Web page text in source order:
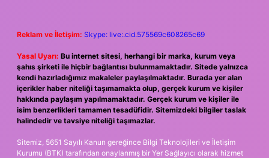
Reklam ve İletişim: Skype: live:.cid.575569c608265c69
Yasal Uyarı: Bu internet sitesi, herhangi bir marka, kurum veya
şahıs şirketi ile hiçbir bağlantısı bulunmamaktadır. Sitede yalnızca
kendi hazırladığımız makaleler paylaşılmaktadır. Burada yer alan
içerikler haber niteliği taşımamakta olup, gerçek kurum ve kişiler
hakkında paylaşım yapılmamaktadır. Gerçek kurum ve kişiler ile
isim benzerlikleri tamamen tesadüfidir. Sitemizdeki bilgiler taslak
halindedir ve tavsiye niteliği taşımazlar.
Sitemiz, 5651 Sayılı Kanun gereğince Bilgi Teknolojileri ve İletişim
Kurumu (BTK) tarafından onaylanmış bir Yer Sağlayıcı olarak hizmet